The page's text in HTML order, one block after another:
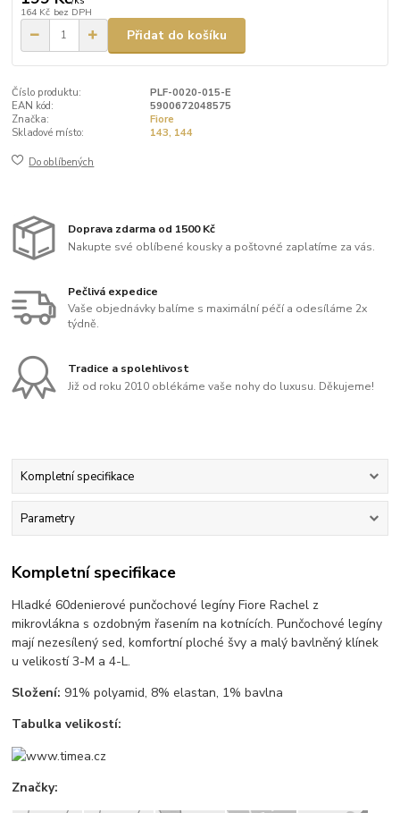
164 Kč bez DPH
Přidat do košíku
Číslo produktu:
PLF-0020-015-E
EAN kód:
5900672048575
Značka:
Fiore
Skladové místo:
143, 144
Do oblíbených
Doprava zdarma od 1500 Kč
Nakupte své oblíbené kousky a poštovné zaplatíme za vás.
Pečlivá expedice
Vaše objednávky balíme s maximální péčí a odesíláme 2x
týdně.
Tradice a spolehlivost
Již od roku 2010 oblékáme vaše nohy do luxusu. Děkujeme!
Kompletní specifikace
Parametry
Kompletní specifikace
Hladké 60denierové punčochové legíny Fiore Rachel z
mikrovlákna s ozdobným řasením na kotnících. Punčochové legíny
mají nezesílený sed, komfortní ploché švy a malý bavlněný klínek
u velikostí 3-M a 4-L.
Složení: 91% polyamid, 8% elastan, 1% bavlna
Tabulka velikostí:
Značky: